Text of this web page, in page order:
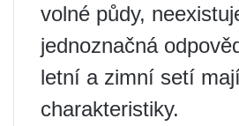
volné půdy,
jednoznačná
letní a zimní setí
charakteristiky.